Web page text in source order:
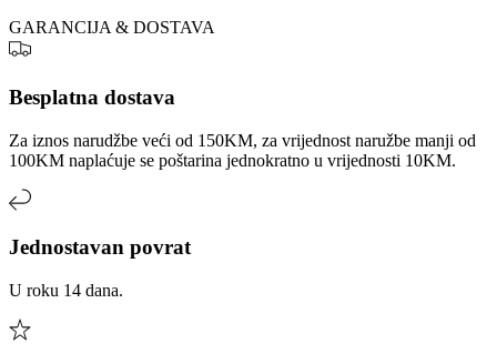
GARANCIJA & DOSTAVA
Besplatna dostava
Za iznos narudžbe veći od 150KM, za vrijednost naružbe manji od
100KM naplaćuje se poštarina jednokratno u vrijednosti 10KM.
Jednostavan povrat
U roku 14 dana.